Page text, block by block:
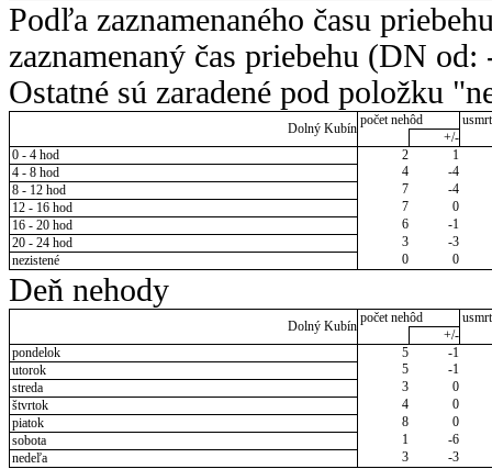
Podľa zaznamenaného času
zaznamenaný čas priebehu (DN
Ostatné sú zaradené pod položku
Dolný Kubín
počet nehôd
+/-
0 - 4 hod
2
1
4 - 8 hod
4
-4
8 - 12 hod
7
-4
12 - 16 hod
7
0
16 - 20 hod
6
-1
20 - 24 hod
3
-3
nezistené
0 0
Deň nehody
Dolný Kubín
počet nehôd
+/-
pondelok
5
-1
utorok
5
-1
streda
3
0
štvrtok
4
0
piatok
8
0
sobota
1
-6
nedeľa
3 -3